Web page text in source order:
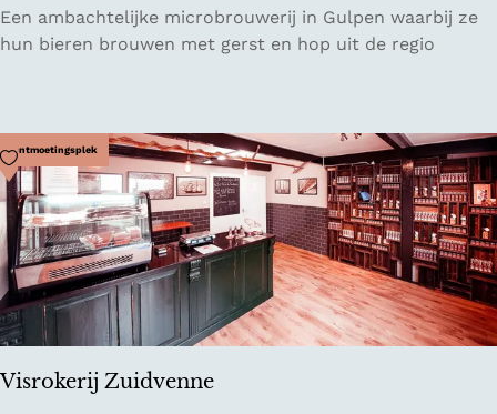
G
u
n
e
r
B
r
o
u
w
o
Een ambachtelijke microbrouwerij in Gulpen waarbij ze
hun bieren brouwen met gerst en hop uit de regio
Visrokerij Zuidvenne
Ontmoetingsplek
Voeg toe als favoriet